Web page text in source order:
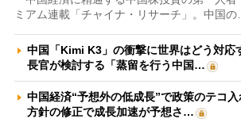
ミアム連載「チャイナ・リサーチ」。中国の…
中国「Kimi K3」の衝撃に世界はどう対
長官が検討する「蒸留を行う中国…
中国経済“予想外の低成長”で政策のテコ
方針の修正で成長加速が予想さ…